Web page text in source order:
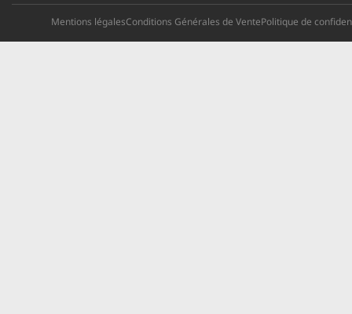
Mentions légalesConditions Générales de VentePolitique de